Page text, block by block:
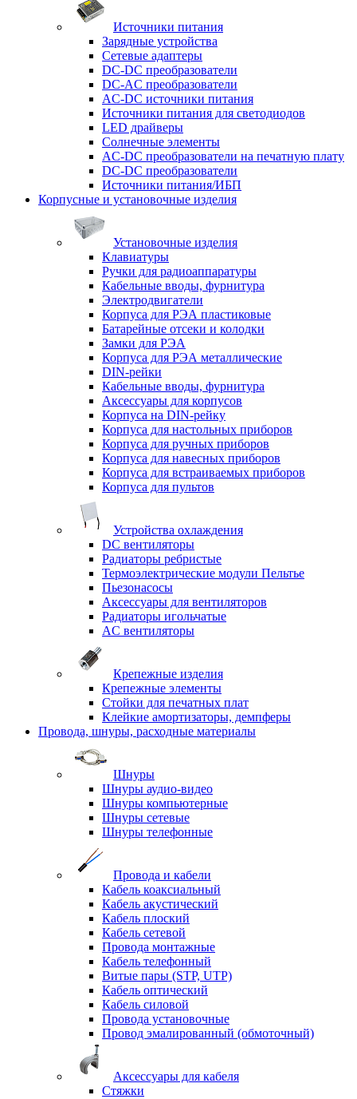
Источники питания
Зарядные устройства
Сетевые адаптеры
DC-DC преобразователи
DC-AC преобразователи
AC-DC источники питания
Источники питания для светодиодов
LED драйверы
Солнечные элементы
AC-DC преобразователи на печатную плату
DC-DC преобразователи
Источники питания/ИБП
Корпусные и установочные изделия
Установочные изделия
Клавиатуры
Ручки для радиоаппаратуры
Кабельные вводы, фурнитура
Электродвигатели
Корпуса для РЭА пластиковые
Батарейные отсеки и колодки
Замки для РЭА
Корпуса для РЭА металлические
DIN-рейки
Кабельные вводы, фурнитура
Аксессуары для корпусов
Корпуса на DIN-рейку
Корпуса для настольных приборов
Корпуса для ручных приборов
Корпуса для навесных приборов
Корпуса для встраиваемых приборов
Корпуса для пультов
Устройства охлаждения
DC вентиляторы
Радиаторы ребристые
Термоэлектрические модули Пельтье
Пьезонасосы
Аксессуары для вентиляторов
Радиаторы игольчатые
AC вентиляторы
Крепежные изделия
Крепежные элементы
Стойки для печатных плат
Клейкие амортизаторы, демпферы
Провода, шнуры, расходные материалы
Шнуры
Шнуры аудио-видео
Шнуры компьютерные
Шнуры сетевые
Шнуры телефонные
Провода и кабели
Кабель коаксиальный
Кабель акустический
Кабель плоский
Кабель сетевой
Провода монтажные
Кабель телефонный
Витые пары (STP, UTP)
Кабель оптический
Кабель силовой
Провода установочные
Провод эмалированный (обмоточный)
Аксессуары для кабеля
Стяжки